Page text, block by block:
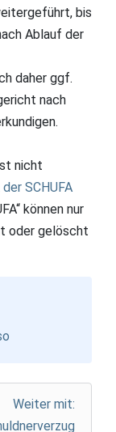
bis
Ablauf der
daher ggf.
nach
nicht
SCHUFA
können nur
oder gelöscht
Weiter mit: